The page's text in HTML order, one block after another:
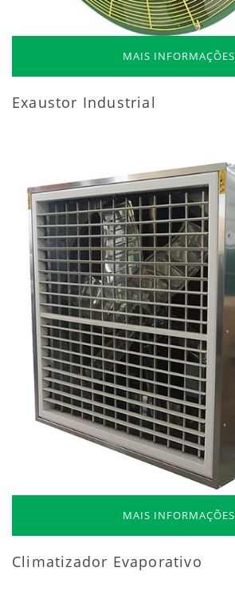
MAIS INFORMAÇÕES
Exaustor Industrial
MAIS INFORMAÇÕES
Climatizador Evaporativo